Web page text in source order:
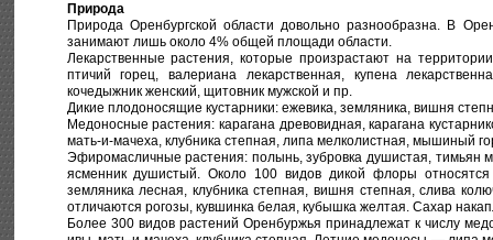
Природа
Природа Оренбургской области довольно разнообразна. В
занимают лишь около 4% общей площади области.
Лекарственные растения, которые произрастают на
птичий горец, валериана лекарственная, купена
кочедыжник женский, щитовник мужской и пр.
Дикие плодоносящие кустарники: ежевика, земляника, вишня
Медоносные растения: карагана древовидная, карагана
мать-и-мачеха, клубника степная, липа мелколистная, мышиный
Эфиромасличные растения: полынь, зубровка душистая, тимьян
ясменник душистый. Около 100 видов дикой флоры
земляника лесная, клубника степная, вишня степная, слива
отличаются рогозы, кувшинка белая, кубышка желтая. Сахар
Более 300 видов растений Оренбуржья принадлежат к числу